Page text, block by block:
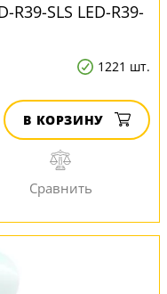
SLS LED-R39-
1221 шт.
В КОРЗИНУ